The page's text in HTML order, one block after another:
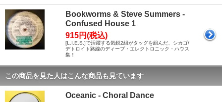
Bookworms & Steve Summers -
Confused House 1
915円(税込)
[L.I.E.S.]で活躍する気鋭2組がタッグを組んだ、シカゴ/
デトロイト路線のディープ・エレクトロニック・ハウス
集！
この商品を見た人はこんな商品も見ています
Oceanic - Choral Dance